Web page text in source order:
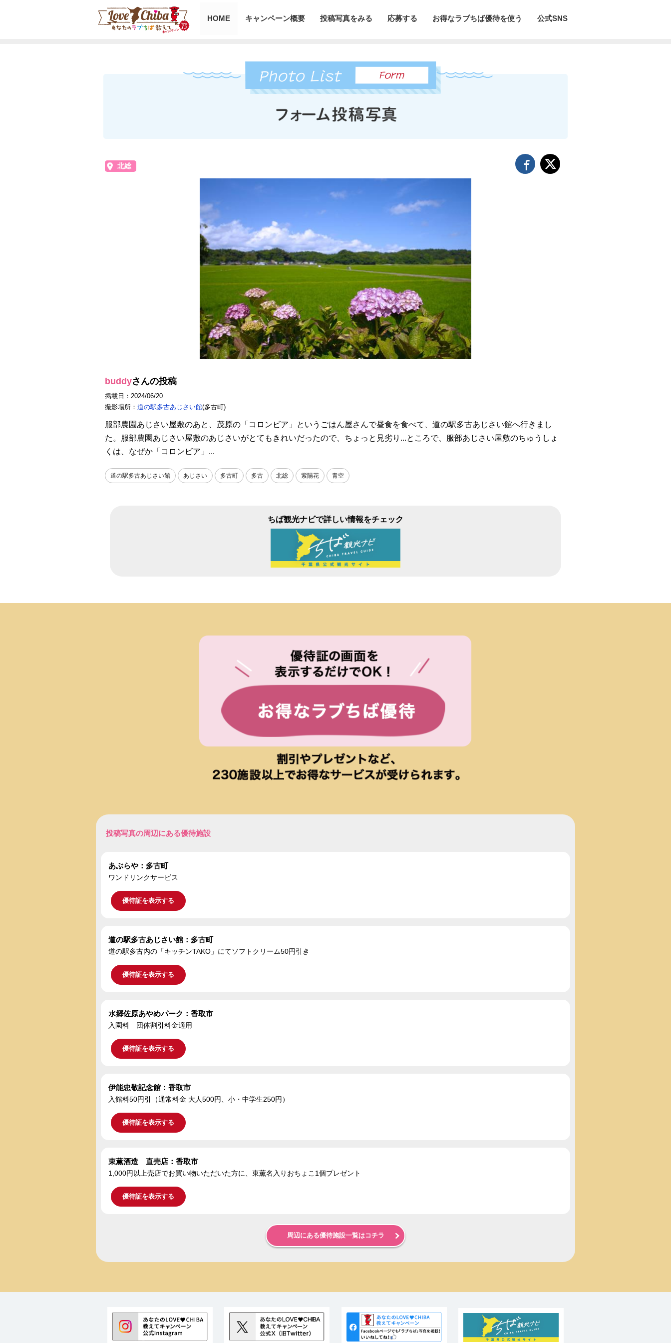
HOME キャンペーン概要 投稿写真をみる 応募する お得なラブちば優待を使う 公式SNS
北総
buddyさんの投稿
掲載日：2024/06/20
撮影場所： 道の駅多古あじさい館(多古町)
服部農園あじさい屋敷のあと、茂原の「コロンビア」というごはん屋さんで昼食を食べて、道の駅多古あじさい館へ行きまし
た。服部農園あじさい屋敷のあじさいがとてもきれいだったので、ちょっと見劣り...ところで、服部あじさい屋敷のちゅうしょ
くは、なぜか「コロンビア」...
道の駅多古あじさい館 あじさい 多古町 多古 北総 紫陽花 青空
ちば観光ナビで詳しい情報をチェック
投稿写真の周辺にある優待施設
あぶらや：多古町
ワンドリンクサービス
優待証を表示する
道の駅多古あじさい館：多古町
道の駅多古内の「キッチンTAKO」にてソフトクリーム50円引き
優待証を表示する
水郷佐原あやめパーク：香取市
入園料 団体割引料金適用
優待証を表示する
伊能忠敬記念館：香取市
入館料50円引（通常料金 大人500円、小・中学生250円）
優待証を表示する
東薫酒造 直売店：香取市
1,000円以上売店でお買い物いただいた方に、東薫名入りおちょこ1個プレゼント
優待証を表示する
周辺にある優待施設一覧はコチラ